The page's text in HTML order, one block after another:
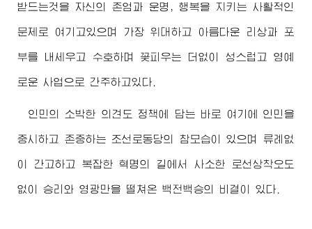
받드는것을 자신의 존엄과 운명, 행복을 지키는 사활적인
문제로 여기고있으며 가장 위대하고 아름다운 리상과 포
부를 내세우고 수호하며 꽃피우는 더없이 성스럽고 영예
로운 사업으로 간주하고있다.
인민의 소박한 의견도 정책에 담는 바로 여기에 인민을
중시하고 존중하는 조선로동당의 참모습이 있으며 류례없
이 간고하고 복잡한 혁명의 길에서 사소한 로선상착오도
없이 승리와 영광만을 떨쳐온 백전백승의 비결이 있다.